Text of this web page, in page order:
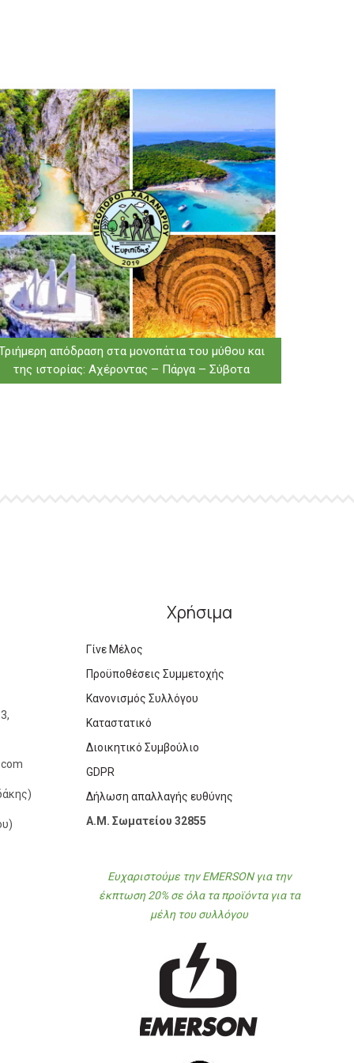
απόδραση στα μονοπάτια του μύθου και
της ιστορίας: Αχέροντας – Πάργα – Σύβοτα
Χρήσιμα
Γίνε Μέλος
Προϋποθέσεις Συμμετοχής
Κανονισμός Συλλόγου
Καταστατικό
Διοικητικό Συμβούλιο
GDPR
Δήλωση απαλλαγής ευθύνης
Α.Μ. Σωματείου 32855
Ευχαριστούμε την EMERSON για την
έκπτωση 20% σε όλα τα προϊόντα για τα
μέλη του συλλόγου